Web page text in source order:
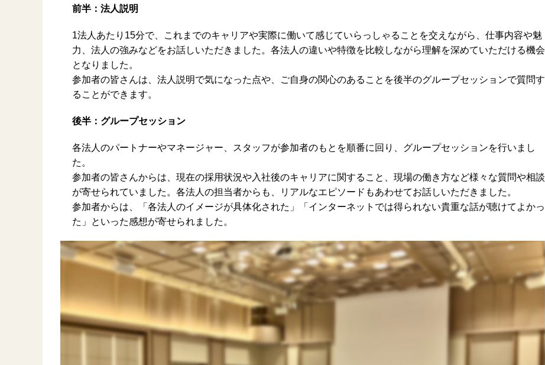
前半： 法人説明
1法人あたり15分で、これまでのキャリアや実際に働いて感じていらっしゃることを交えながら、仕事内容や魅
力、法人の強みなどをお話しいただきました。各法人の違いや特徴を比較しながら理解を深めていただける機会
となりました。
参加者の皆さんは、法人説明で気になった点や、ご自身の関心のあることを後半のグループセッションで質問す
ることができます。
後半： グループセッション
各法人のパートナーやマネージャー、スタッフが参加者のもとを順番に回り、グループセッションを行いまし
た。
参加者の皆さんからは、現在の採用状況や入社後のキャリアに関すること、現場の働き方など様々な質問や相談
が寄せられていました。各法人の担当者からも、リアルなエピソードもあわせてお話しいただきました。
参加者からは、「各法人のイメージが具体化された」「インターネットでは得られない貴重な話が聴けてよかっ
た」といった感想が寄せられました。